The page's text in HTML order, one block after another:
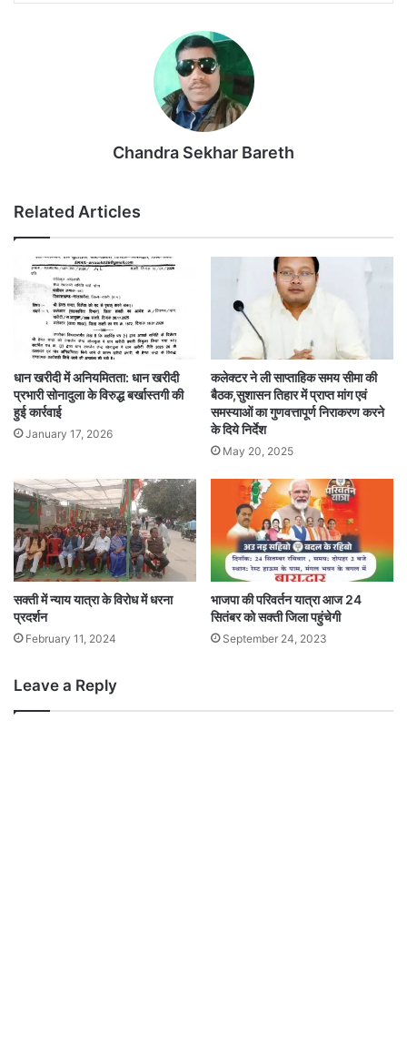
Chandra Sekhar Bareth
Related Articles
धान खरीदी में अनियमितता: धान खरीदी
प्रभारी सोनादुला के विरुद्ध बर्खास्तगी की
हुई कार्रवाई
January 17, 2026
कलेक्टर ने ली साप्ताहिक समय सीमा की
बैठक,सुशासन तिहार में प्राप्त मांग एवं
समस्याओं का गुणवत्तापूर्ण निराकरण करने
के दिये निर्देश
May 20, 2025
सक्ती में न्याय यात्रा के विरोध में धरना
प्रदर्शन
February 11, 2024
भाजपा की परिवर्तन यात्रा आज 24
सितंबर को सक्ती जिला पहुंचेगी
September 24, 2023
Leave a Reply